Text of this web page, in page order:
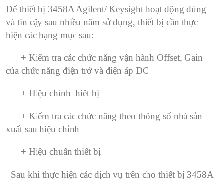
Để thiết bị 3458A Agilent/ Keysight hoạt động đúng
và tin cậy sau nhiều năm sử dụng, thiết bị cần thực
hiện các hạng mục sau:
+ Kiểm tra các chức năng vận hành Offset, Gain
của chức năng điện trở và điện áp DC
+ Hiệu chỉnh thiết bị
+ Kiểm tra các chức năng theo thông số nhà sản
xuất sau hiệu chỉnh
+ Hiệu chuẩn thiết bị
Sau khi thực hiện các dịch vụ trên cho thiết bị 3458A